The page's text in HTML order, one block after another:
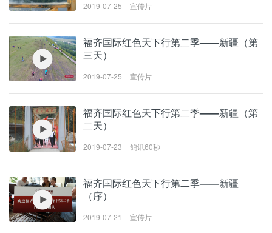
2019-07-25 宣传片
福齐国际红色天下行第二季——新疆（第
三天）
2019-07-25 宣传片
福齐国际红色天下行第二季——新疆（第
二天）
2019-07-23 鸽讯60秒
福齐国际红色天下行第二季——新疆
（序）
2019-07-21 宣传片